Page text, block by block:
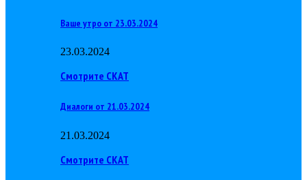
Ваше утро от 23.03.2024
23.03.2024
Смотрите СКАТ
Диалоги от 21.03.2024
21.03.2024
Смотрите СКАТ